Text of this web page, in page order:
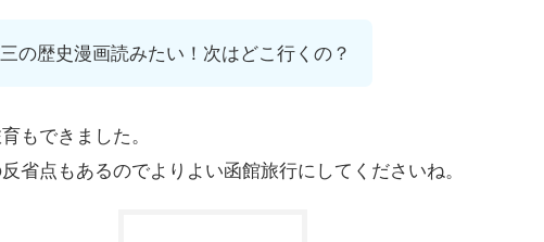
の歴史漫画読みたい！次はどこ行くの？
もできました。
省点もあるのでよりよい函館旅行にしてくださいね。